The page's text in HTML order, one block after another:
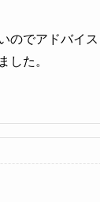
でアドバイス
した。